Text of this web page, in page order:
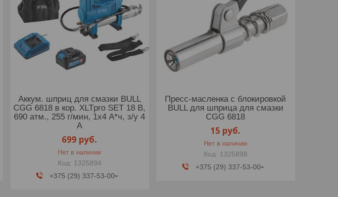
Аккум. шприц для смазки BULL
CGG 6818 в кор. XLTpro SET 18 В,
690 атм., 255 г/мин, 1х4 А*ч, з/у 4
А
699 руб.
Нет в наличии
1325894
+375 (29) 337-53-00
Пресс-масленка с блокировкой
BULL для шприца для смазки
CGG 6818
15 руб.
Нет в наличии
1325898
+375 (29) 337-53-00